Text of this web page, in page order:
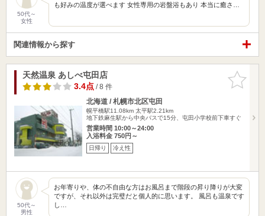
50代～
女性
も好みの温度が選べます 女性専用の岩盤浴もあり 本当に癒さ…
関連情報から探す
お気に入
りに追加
天然温泉 あしべ屯田店
3.4点/ 8 件
北海道 / 札幌市北区屯田
幌平橋駅11.08km 太平駅2.21km
地下鉄麻生駅から中央バスで15分、屯田小学校前下車すぐ
営業時間 10:00～24:00
入浴料金 750円～
日帰り 冷え性
50代～
男性
お年寄りや、体の不自由な方はお風呂まで階段の昇り降りが大変
ですが、それ以外は完璧だと個人的に思います。 風呂も温泉です
し…